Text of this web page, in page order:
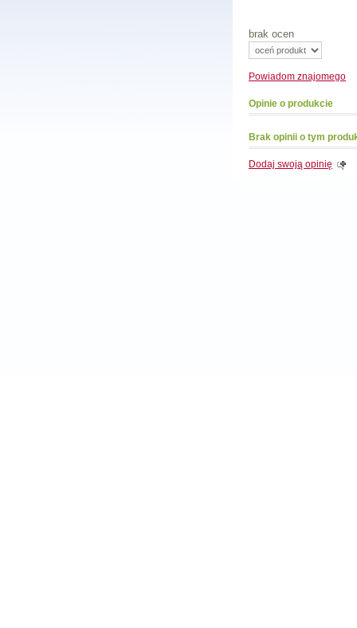
brak ocen
Powiadom znajomego
Opinie o produkcie
Brak opinii o tym
Dodaj swoją opinię